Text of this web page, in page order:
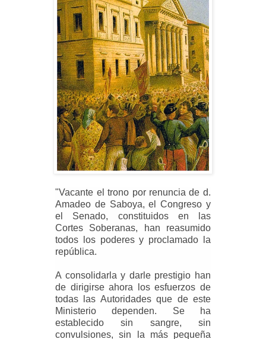
"Vacante el trono por renuncia de d.
Amadeo de Saboya, el Congreso y
el Senado, constituidos en las
Cortes Soberanas, han reasumido
todos los poderes y proclamado la
república.
A consolidarla y darle prestigio han
de dirigirse ahora los esfuerzos de
todas las Autoridades que de este
Ministerio dependen. Se ha
establecido sin sangre, sin
convulsiones, sin la más pequeña